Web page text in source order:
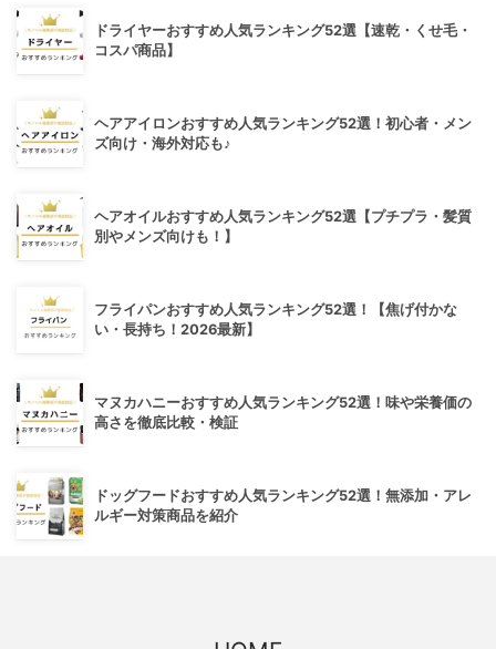
ドライヤーおすすめ人気ランキング52選【速乾・くせ毛・
コスパ商品】
ヘアアイロンおすすめ人気ランキング52選！初心者・メン
ズ向け・海外対応も♪
ヘアオイルおすすめ人気ランキング52選【プチプラ・髪質
別やメンズ向けも！】
フライパンおすすめ人気ランキング52選！【焦げ付かな
い・長持ち！2026最新】
マヌカハニーおすすめ人気ランキング52選！味や栄養価の
高さを徹底比較・検証
ドッグフードおすすめ人気ランキング52選！無添加・アレ
ルギー対策商品を紹介